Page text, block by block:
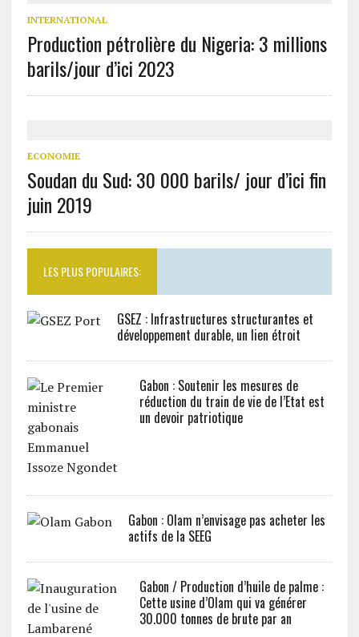
INTERNATIONAL
Production pétrolière du Nigeria: 3 millions
barils/jour d’ici 2023
ECONOMIE
Soudan du Sud: 30 000 barils/ jour d’ici fin
juin 2019
LES PLUS POPULAIRES:
GSEZ : Infrastructures structurantes et
développement durable, un lien étroit
Gabon : Soutenir les mesures de
réduction du train de vie de l’Etat est
un devoir patriotique
Gabon : Olam n’envisage pas acheter les
actifs de la SEEG
Gabon / Production d’huile de palme :
Cette usine d’Olam qui va générer
30.000 tonnes de brute par an